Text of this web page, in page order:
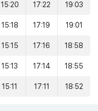
15:20 17:22 19:03
15:18 17:19 19:01
15:15 17:16 18:58
15:13 17:14 18:55
15:11 17:11 18:52